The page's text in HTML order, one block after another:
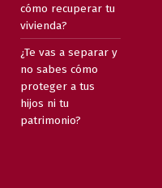
cómo recuperar tu
vivienda?
¿Te vas a separar y
no sabes cómo
proteger a tus
hijos ni tu
patrimonio?